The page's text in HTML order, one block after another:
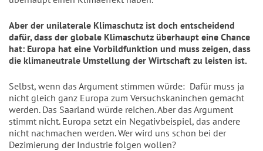
Aber der unilaterale Klimaschutz ist doch entscheidend
dafür, dass der globale Klimaschutz überhaupt eine Chance
hat: Europa hat eine Vorbildfunktion und muss zeigen, dass
die klimaneutrale Umstellung der Wirtschaft zu leisten ist.
Selbst, wenn das Argument stimmen würde: Dafür muss ja
nicht gleich ganz Europa zum Versuchskaninchen gemacht
werden. Das Saarland würde reichen. Aber das Argument
stimmt nicht. Europa setzt ein Negativbeispiel, das andere
nicht nachmachen werden. Wer wird uns schon bei der
Dezimierung der Industrie folgen wollen?